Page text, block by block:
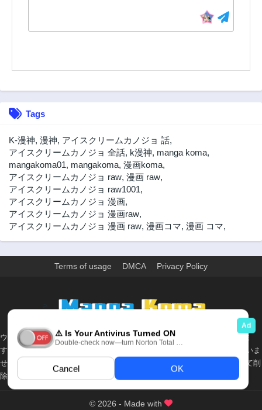
Tags
K-漫神, 漫神, アイスクリームカノジョ 話,
アイスクリームカノジョ 全話, k漫神, manga koma,
mangakoma01, mangakoma, 漫画koma,
アイスクリームカノジョ raw, 漫画 raw,
アイスクリームカノジョ raw1001,
アイスクリームカノジョ 漫画,
アイスクリームカノジョ 漫画raw,
アイスクリームカノジョ 漫画 raw, 漫画コマ, 漫画 コマ,
Terms of usage DMCA Privacy Policy
ウェブサイト上のすべての情報と画像は、インターネット上で収集されま
す。 このウェブサイトの情報については、所有していないか、責任を負いま
せん。 個人や組織に影響を与える場合は、必要に応じて、すぐに検討して削
除します。
© 2026 - Made with